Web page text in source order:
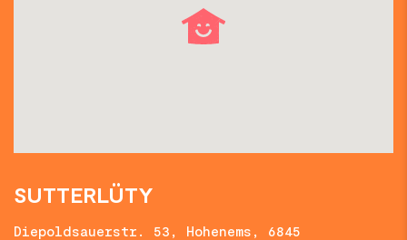
SUTTERLÜTY
Diepoldsauerstr. 53, Hohenems, 6845